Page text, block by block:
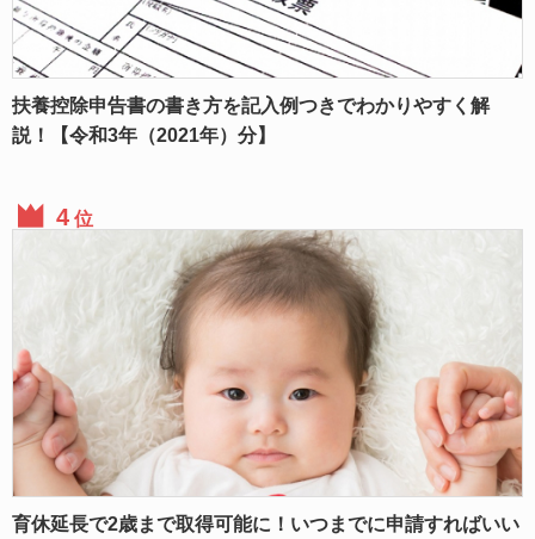
扶養控除申告書の書き方を記入例つきでわかりやすく解
説！【令和3年（2021年）分】
位
育休延長で2歳まで取得可能に！いつまでに申請すればいい